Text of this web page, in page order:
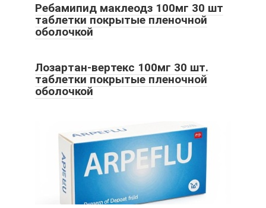
Ребамипид маклеодз 100мг 30 шт
таблетки покрытые пленочной
оболочкой
Лозартан-вертекс 100мг 30 шт.
таблетки покрытые пленочной
оболочкой